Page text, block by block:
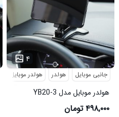
۴ ...
جانبی موبایل هولدر هولدر موبایل
هولدر موبایل مدل YB20-3
۴۹۸,۰۰۰ تومان